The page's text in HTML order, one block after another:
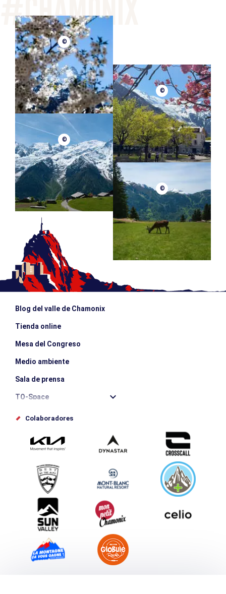
©
©
©
©
Blog del valle de Chamonix
Tienda online
Mesa del Congreso
Medio ambiente
Sala de prensa
TO-Space
Offices de tourisme
Envíe su evento
Service groupes et séminaires
Descargar
Turismo y discapacidad
Colaboradores